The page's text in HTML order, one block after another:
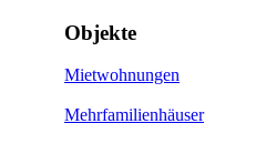
Objekte
Mietwohnungen
Mehrfamilienhäuser